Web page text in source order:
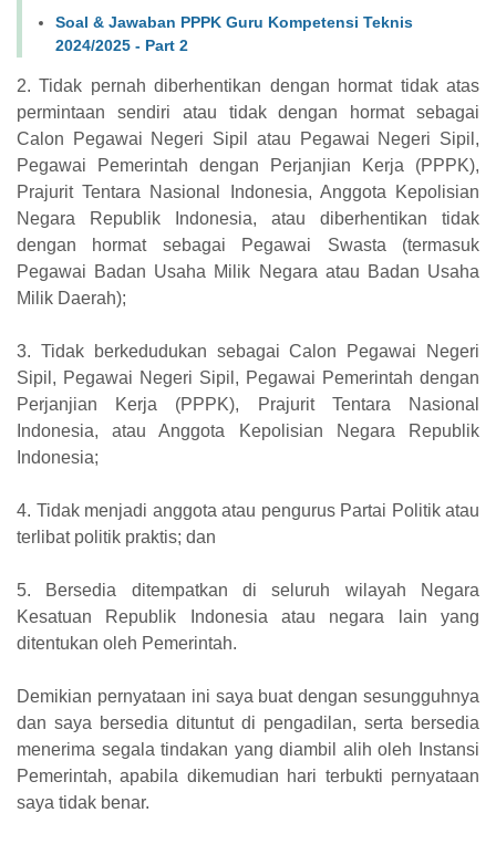
Soal & Jawaban PPPK Guru Kompetensi Teknis
2024/2025 - Part 2
2. Tidak pernah diberhentikan dengan hormat tidak atas
permintaan sendiri atau tidak dengan hormat sebagai
Calon Pegawai Negeri Sipil atau Pegawai Negeri Sipil,
Pegawai Pemerintah dengan Perjanjian Kerja (PPPK),
Prajurit Tentara Nasional Indonesia, Anggota Kepolisian
Negara Republik Indonesia, atau diberhentikan tidak
dengan hormat sebagai Pegawai Swasta (termasuk
Pegawai Badan Usaha Milik Negara atau Badan Usaha
Milik Daerah);
3. Tidak berkedudukan sebagai Calon Pegawai Negeri
Sipil, Pegawai Negeri Sipil, Pegawai Pemerintah dengan
Perjanjian Kerja (PPPK), Prajurit Tentara Nasional
Indonesia, atau Anggota Kepolisian Negara Republik
Indonesia;
4. Tidak menjadi anggota atau pengurus Partai Politik atau
terlibat politik praktis; dan
5. Bersedia ditempatkan di seluruh wilayah Negara
Kesatuan Republik Indonesia atau negara lain yang
ditentukan oleh Pemerintah.
Demikian pernyataan ini saya buat dengan sesungguhnya
dan saya bersedia dituntut di pengadilan, serta bersedia
menerima segala tindakan yang diambil alih oleh Instansi
Pemerintah, apabila dikemudian hari terbukti pernyataan
saya tidak benar.